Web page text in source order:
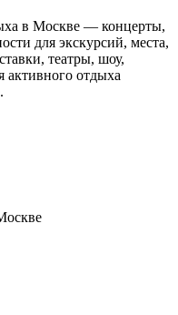
в Москве — концерты,
для экскурсий, места,
театры, шоу,
активного отдыха